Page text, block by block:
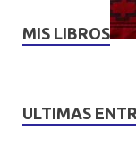
MIS LIBROS
ULTIMAS